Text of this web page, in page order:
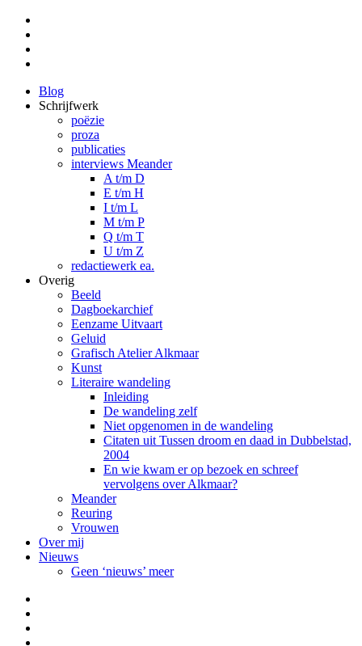
Blog
Schrijfwerk
poëzie
proza
publicaties
interviews Meander
A t/m D
E t/m H
I t/m L
M t/m P
Q t/m T
U t/m Z
redactiewerk ea.
Overig
Beeld
Dagboekarchief
Eenzame Uitvaart
Geluid
Grafisch Atelier Alkmaar
Kunst
Literaire wandeling
Inleiding
De wandeling zelf
Niet opgenomen in de wandeling
Citaten uit Tussen droom en daad in Dubbelstad,
2004
En wie kwam er op bezoek en schreef
vervolgens over Alkmaar?
Meander
Reuring
Vrouwen
Over mij
Nieuws
Geen ‘nieuws’ meer